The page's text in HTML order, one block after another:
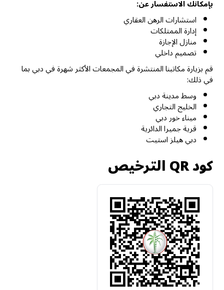
بإمكانك الاستفسار عن:
استشارات الرهن العقاري
إدارة الممتلكات
منازل الإجازة
تصميم داخلي
قم بزيارة مكاتبنا المنتشرة في المجمعات الأكثر شهرة في دبي بما
في ذلك:
وسط مدينة دبي
الخليج التجاري
ميناء خور دبي
قرية جميرا الدائرية
دبي هيلز استيت
كود QR الترخيص